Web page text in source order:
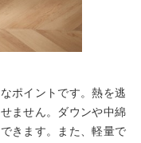
ポイントです。熱を逃
ません。ダウンや中綿
きます。また、軽量で